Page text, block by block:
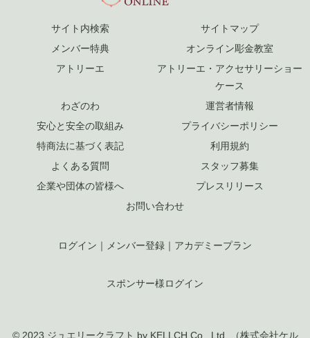
サイト内検索
サイトマップ
メンバー特典
オンライン彫金教室
アトリーエ
アトリーエ・アクセサリーショー
ケース
わざのわ
運営者情報
安心と安全の取組み
プライバシーポリシー
特商法に基づく表記
利用規約
よくある質問
スタッフ募集
企業や団体の皆様へ
プレスリリース
お問い合わせ
ログイン ｜ メンバー登録 ｜ アカデミープラン
スポンサー様ログイン
© 2023 ジュエリークラフト by KELLCH Co., Ltd. （株式会社ケル